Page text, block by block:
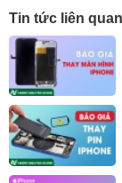
bình thường dù
- Màn hình
- Màn hình
màu.
Tin tức liên quan